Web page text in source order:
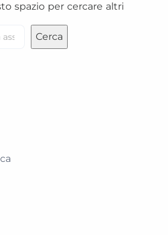
spazio per cercare altri
Cerca